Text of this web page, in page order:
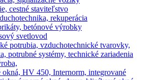
cestné staviteľstvo
rekuperácia
betónové výrobky
svetlovod
potrubia, vzduchotechnické tvarovky,
potrubné systémy, technické zariadenia
HV 450, Internorm, integrované